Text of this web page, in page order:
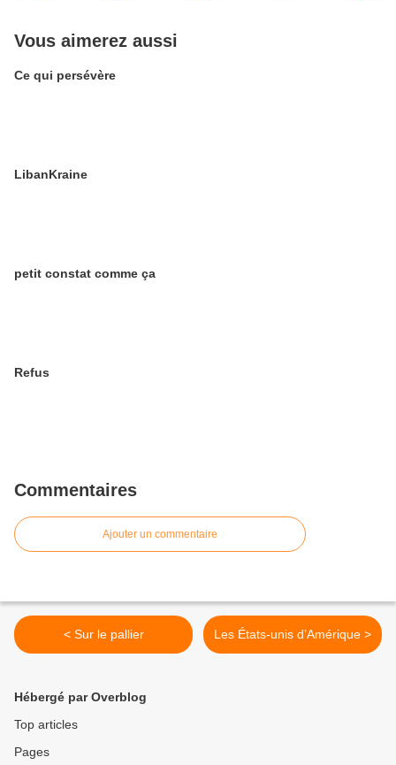
Vous aimerez aussi
Ce qui persévère
LibanKraine
petit constat comme ça
Refus
Commentaires
Ajouter un commentaire
< Sur le pallier Les États-unis d’Amérique >
Hébergé par Overblog
Top articles
Pages